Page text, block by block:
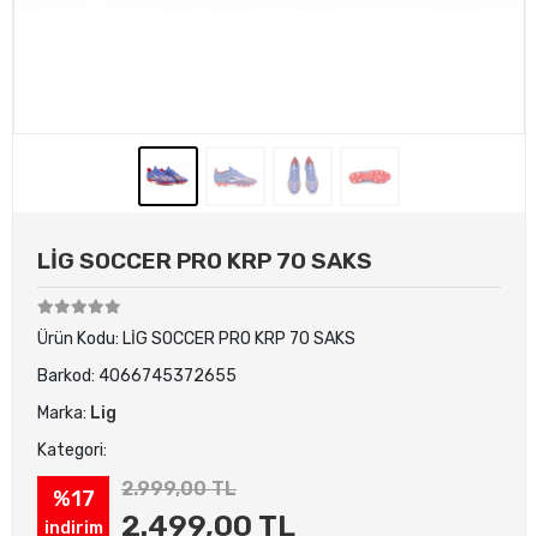
LİG SOCCER PRO KRP 70 SAKS
Ürün Kodu: LİG SOCCER PRO KRP 70 SAKS
Barkod: 4066745372655
Marka: Lig
Kategori:
%17
indirim
2.999,00 TL
2.499,00 TL